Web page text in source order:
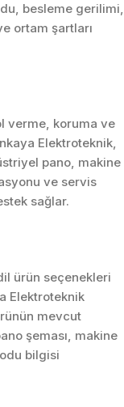
besleme gerilimi,
ortam şartları
verme, koruma ve
Elektroteknik,
pano, makine
ve servis
sağlar.
ürün seçenekleri
Elektroteknik
mevcut
şeması, makine
bilgisi